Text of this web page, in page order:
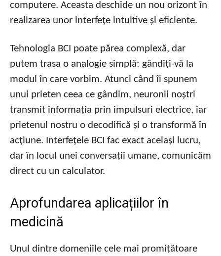
computere. Aceasta deschide un nou orizont în
realizarea unor interfețe intuitive și eficiente.
Tehnologia BCI poate părea complexă, dar
putem trasa o analogie simplă: gândiți-vă la
modul în care vorbim. Atunci când îi spunem
unui prieten ceea ce gândim, neuronii noștri
transmit informația prin impulsuri electrice, iar
prietenul nostru o decodifică și o transformă în
acțiune. Interfețele BCI fac exact același lucru,
dar în locul unei conversații umane, comunicăm
direct cu un calculator.
Aprofundarea aplicațiilor în
medicină
Unul dintre domeniile cele mai promițătoare